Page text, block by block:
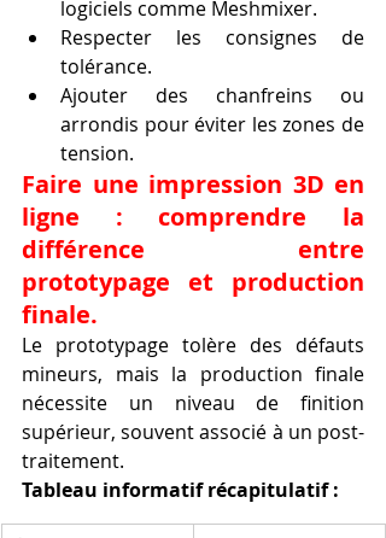
logiciels comme Meshmixer.
Respecter les consignes de
tolérance.
Ajouter des chanfreins ou
arrondis pour éviter les zones de
tension.
Faire une impression 3D en
ligne : comprendre la
différence entre
prototypage et production
finale.
Le prototypage tolère des défauts
mineurs, mais la production finale
nécessite un niveau de finition
supérieur, souvent associé à un post-
traitement.
Tableau informatif récapitulatif :